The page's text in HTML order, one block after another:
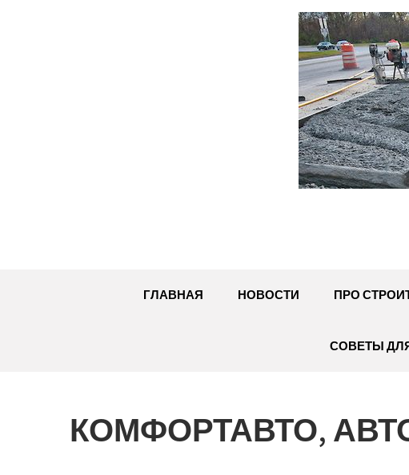
ГЛАВНАЯ НОВОСТИ ПРО
СОВЕТЫ
КОМФОРТАВТО,